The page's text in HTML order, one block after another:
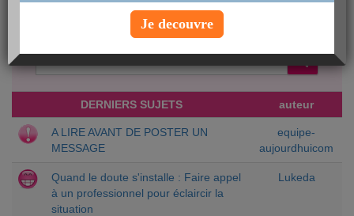
Créer une nouvelle discussion
Chercher un sujet particulier :
DERNIERS SUJETS auteur
A LIRE AVANT DE POSTER UN
MESSAGE
equipe-
aujourdhuicom
Quand le doute s'installe : Faire appel
à un professionnel pour éclaircir la
situation
Lukeda
Je decouvre